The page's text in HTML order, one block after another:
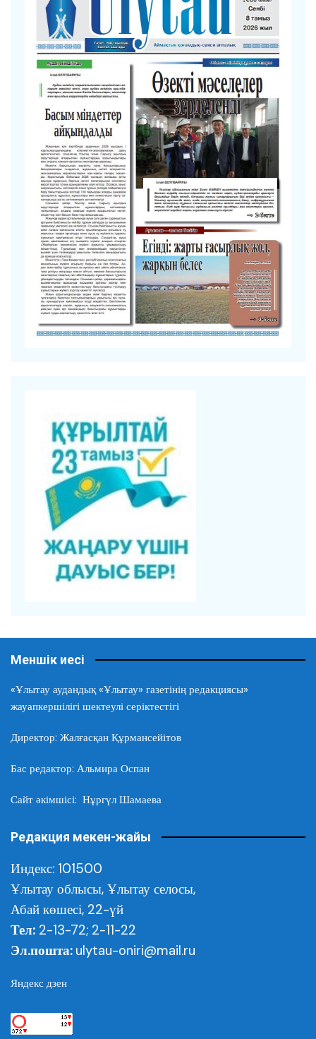
Меншік иесі
«Ұлытау аудандық «Ұлытау» газетінің редакциясы»
жауапкершілігі шектеулі серіктестігі
Директор: Жалғасқан Құрмансейітов
Бас редактор: Альмира Оспан
Сайт әкімшісі: Нұргүл Шамаева
Редакция мекен-жайы
Индекс: 101500
Ұлытау облысы, Ұлытау селосы,
Абай көшесі, 22-үй
Тел: 2-13-72; 2-11-22
Эл.пошта: ulytau-oniri@mail.ru
Яндекс дзен